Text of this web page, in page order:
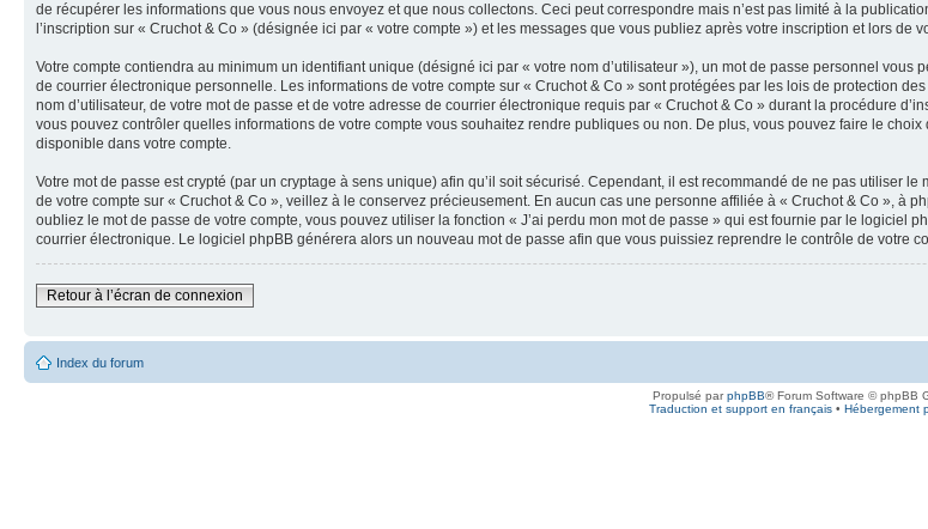
de récupérer les informations que vous nous envoyez et que nous collectons. Ceci peut correspondre mais n’est pas limité à la
l’inscription sur « Cruchot & Co » (désignée ici par « votre compte ») et les messages que vous publiez après votre inscription et lors de
Votre compte contiendra au minimum un identifiant unique (désigné ici par « votre nom d’utilisateur »), un mot de passe personnel
de courrier électronique personnelle. Les informations de votre compte sur « Cruchot & Co » sont protégées par les lois de protection
nom d’utilisateur, de votre mot de passe et de votre adresse de courrier électronique requis par « Cruchot & Co » durant la procédure
vous pouvez contrôler quelles informations de votre compte vous souhaitez rendre publiques ou non. De plus, vous pouvez faire le
disponible dans votre compte.
Votre mot de passe est crypté (par un cryptage à sens unique) afin qu’il soit sécurisé. Cependant, il est recommandé de ne pas utiliser
de votre compte sur « Cruchot & Co », veillez à le conservez précieusement. En aucun cas une personne affiliée à « Cruchot & Co », à
oubliez le mot de passe de votre compte, vous pouvez utiliser la fonction « J’ai perdu mon mot de passe » qui est fournie par le logiciel
courrier électronique. Le logiciel phpBB générera alors un nouveau mot de passe afin que vous puissiez reprendre le contrôle de votre
Retour à l’écran de connexion
Index du forum
Propulsé parphpBB® Forum Software © phpBB
Traduction et support en français• Hébergement